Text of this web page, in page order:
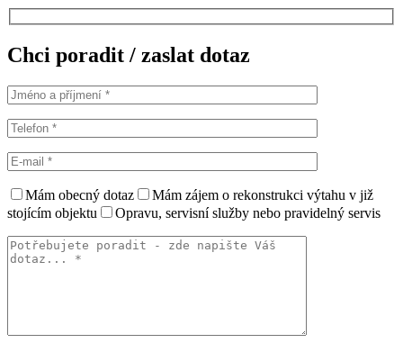
Chci poradit / zaslat dotaz
Mám obecný dotaz
Mám zájem o rekonstrukci výtahu v již
stojícím objektu
Opravu, servisní služby nebo pravidelný servis